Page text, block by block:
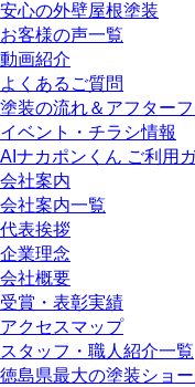
安心の外壁屋根塗装
お客様の声一覧
動画紹介
よくあるご質問
塗装の流れ＆アフター
イベント・チラシ情報
AIナカポンくん ご利用
会社案内
会社案内一覧
代表挨拶
企業理念
会社概要
受賞・表彰実績
アクセスマップ
スタッフ・職人紹介一覧
徳島県最大の塗装ショ